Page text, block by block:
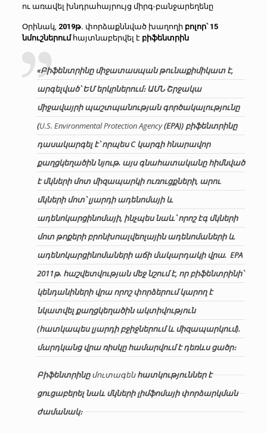
ու առավել խնդրահայրույց միրգ-բանջարեղենը
Օրինակ, 2019թ. փորձաքննված խաղողիբոլոր՝ 15
նմուշներում հայտնաբերվել է բիֆենտրին
«Բիֆենտրինը միջատասպան թունաքիմիկատ է,
արգելված՝ ԵՄ երկրներում։ ԱՄՆ Շրջակա
միջավայրի պաշտպանության գործակալությունը
(U.S. Environmental Protection Agency(EPA)) բիֆենտրինը
դասակարգել է՝ որպես C կարգի հնարավոր
քաղցկեղածին նյութ. այս գնահատականը հիմնված
է մկների մոտ միզապարկի ուռուցքների, արու
մկների մոտ՝ լյարդի ադենոմայի և
ադենոկարցինոմայի, ինչպես նաև՝ որոշ էգ մկների
մոտ թոքերի բրոնխոալվեոլային ադենոմաների և
ադենոկարցինոմաների աճի մակարդակի վրա. EPA
2011թ. հաշվետվության մեջ նշում է, որ բիֆենտրինի՝
կենդանիների վրա որոշ փորձերում կարող է
նկատվել քաղցկեղածին ակտիվություն
(հատկապես լյարդի բջիջներում և միզապարկում).
մարդկանց վրա ռիսկը համարվում է դեռևս ցածր։
Բիֆենտրինըմուտագենհատկություններ է
ցուցաբերել նաև մկների լիմֆոմայի փորձարկման
ժամանակ։